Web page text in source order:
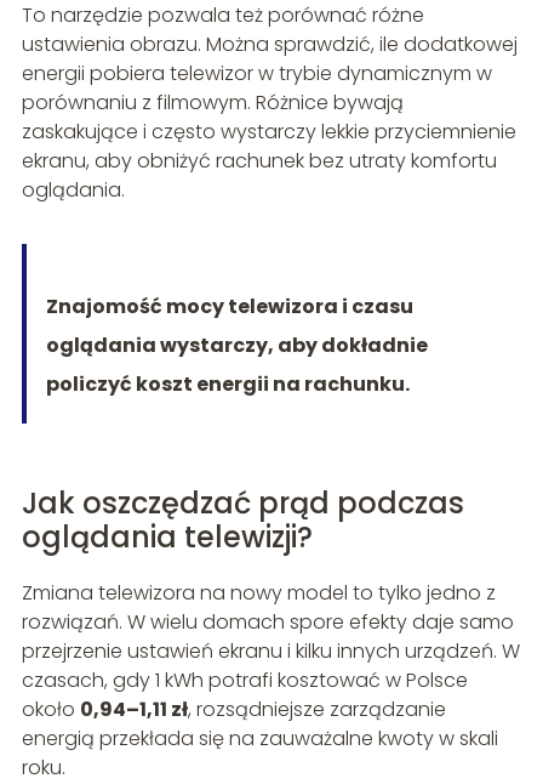
To narzędzie pozwala też porównać różne
ustawienia obrazu. Można sprawdzić, ile dodatkowej
energii pobiera telewizor w trybie dynamicznym w
porównaniu z filmowym. Różnice bywają
zaskakujące i często wystarczy lekkie przyciemnienie
ekranu, aby obniżyć rachunek bez utraty komfortu
oglądania.
Znajomość mocy telewizora i czasu
oglądania wystarczy, aby dokładnie
policzyć koszt energii na rachunku.
Jak oszczędzać prąd podczas
oglądania telewizji?
Zmiana telewizora na nowy model to tylko jedno z
rozwiązań. W wielu domach spore efekty daje samo
przejrzenie ustawień ekranu i kilku innych urządzeń. W
czasach, gdy 1 kWh potrafi kosztować w Polsce
około 0,94–1,11 zł, rozsądniejsze zarządzanie
energią przekłada się na zauważalne kwoty w skali
roku.